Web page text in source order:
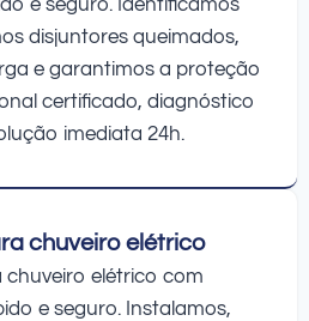
disjuntores queimados,
e garantimos a proteção
certificado, diagnóstico
imediata 24h.
chuveiro elétrico
chuveiro elétrico com
e seguro. Instalamos,